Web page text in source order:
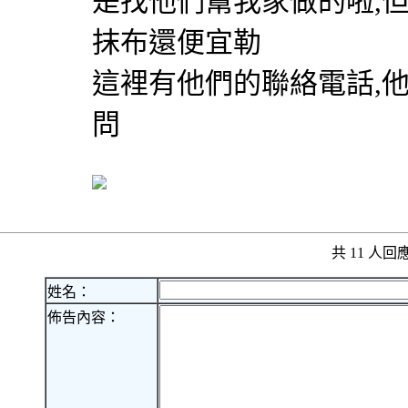
抹布還便宜勒
這裡有他們的聯絡電話,
問
共 11 人
姓名：
佈告內容：